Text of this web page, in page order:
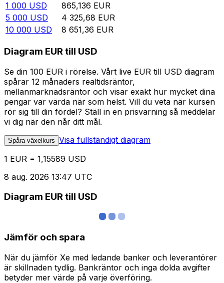
1 000 USD 865,136 EUR
5 000 USD 4 325,68 EUR
10 000 USD 8 651,36 EUR
Diagram EUR till USD
Se din 100 EUR i rörelse. Vårt live EUR till USD diagram
spårar 12 månaders realtidsräntor,
mellanmarknadsräntor och visar exakt hur mycket dina
pengar var värda när som helst. Vill du veta när kursen
rör sig till din fördel? Ställ in en prisvarning så meddelar
vi dig när den når ditt mål.
Spåra växelkurs Visa fullständigt diagram
1 EUR = 1,15589 USD
8 aug. 2026 13:47 UTC
Diagram EUR till USD
Jämför och spara
När du jämför Xe med ledande banker och leverantörer
är skillnaden tydlig. Bankräntor och inga dolda avgifter
betyder mer värde på varje överföring.